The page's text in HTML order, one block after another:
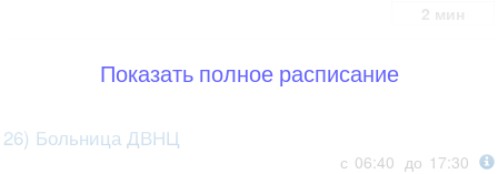
2 мин
Показать полное расписание
26) Больница ДВНЦ
с 06:40 до 17:30